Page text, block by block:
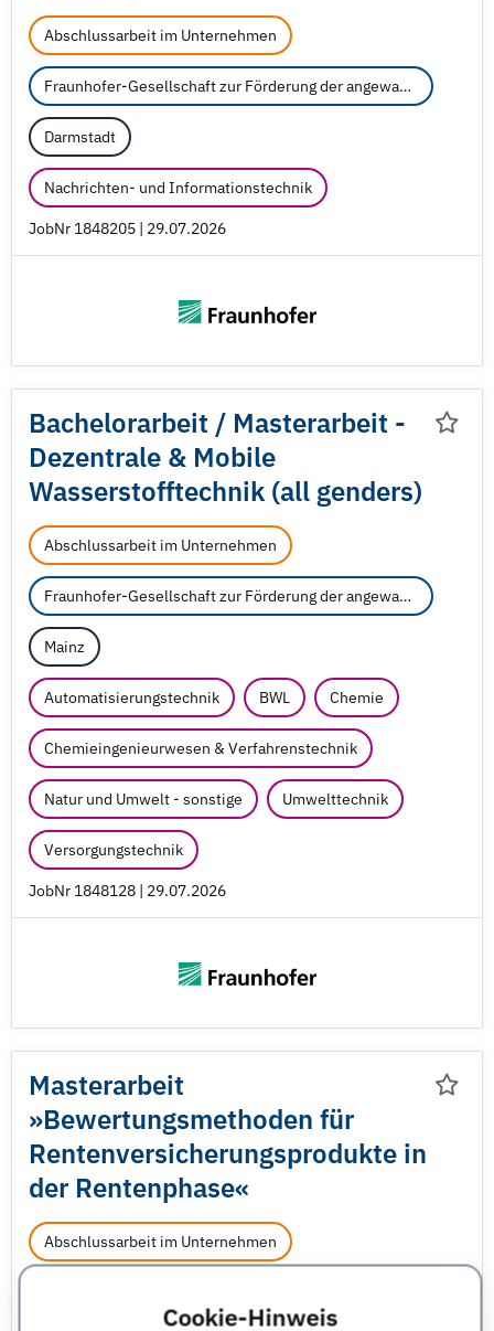
Cookie-Hinweis
Abschlussarbeit im Unternehmen
Fraunhofer-Gesellschaft zur Förderung der angewandten Forschung e.V.
Darmstadt
Nachrichten- und Informationstechnik
JobNr 1848205 | 29.07.2026
Bachelorarbeit / Masterarbeit -
Dezentrale & Mobile
Wasserstofftechnik (all genders)
Abschlussarbeit im Unternehmen
Fraunhofer-Gesellschaft zur Förderung der angewandten Forschung e.V.
Mainz
Automatisierungstechnik BWL Chemie
Chemieingenieurwesen & Verfahrenstechnik
Natur und Umwelt - sonstige Umwelttechnik
Versorgungstechnik
JobNr 1848128 | 29.07.2026
Masterarbeit
»Bewertungsmethoden für
Rentenversicherungsprodukte in
der Rentenphase«
Abschlussarbeit im Unternehmen